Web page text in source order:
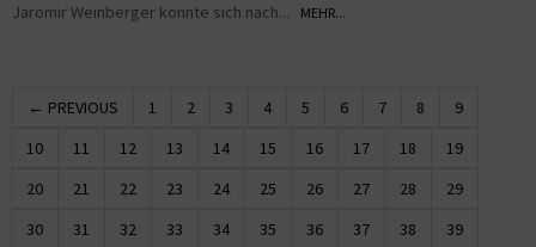
Jaromir Weinberger konnte sich nach...
MEHR...
← PREVIOUS 1 2 3 4 5 6 7 8
9
10
11 12 13 14 15 16 17 18
19
20
21 22 23 24 25 26 27 28
29
30
31 32 33 34 35 36 37 38
39